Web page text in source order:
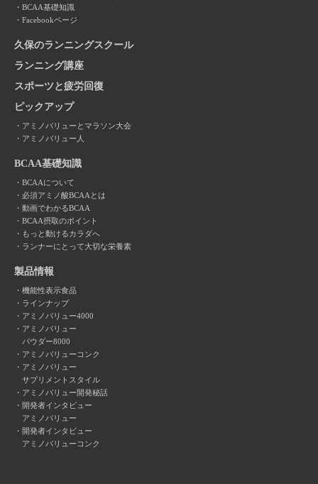
BCAA基礎知識
Facebookページ
久保のランニングスクール
ランニング講座
スポーツと疲労回復
ピックアップ
アミノバリューとマラソン大会
アミノバリュー人
BCAA基礎知識
BCAAについて
必須アミノ酸BCAAとは
動画でわかるBCAA
BCAA摂取のポイント
もっと動けるカラダへ
ランナーにとって大切な栄養素
製品情報
機能性表示食品
ラインナップ
アミノバリュー4000
アミノバリュー
パウダー8000
アミノバリューコンク
アミノバリュー
サプリメントスタイル
アミノバリュー開発秘話
開発者インタビュー
アミノバリュー
開発者インタビュー
アミノバリューコンク